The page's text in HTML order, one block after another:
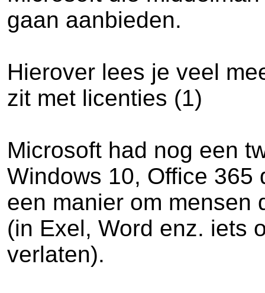
gaan aanbieden.
Hierover lees je veel
zit met licenties (1)
Microsoft had nog een
Windows 10, Office
een manier om mensen
(in Exel, Word enz. iets
verlaten).